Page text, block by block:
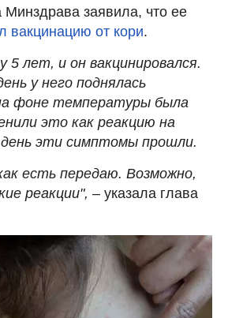
Минздрава заявила, что ее
вакцинацию от кори.
5 лет, и он вакцинировался.
у него поднялась
фоне температуры была
это как реакцию на
день эти симптомы прошли.
есть передаю. Возможно,
реакции", – указала глава